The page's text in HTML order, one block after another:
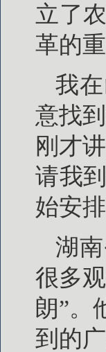
立了
革的
我
意找
刚才
请我
始安排
湖
很多
朗”。
到的